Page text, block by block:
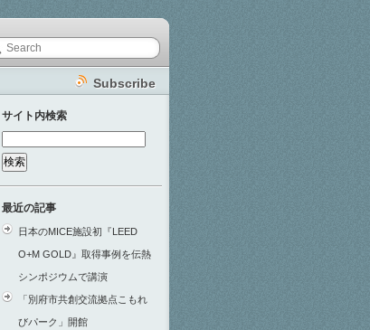
Subscribe
サイト内検索
索:
最近の記事
日本のMICE施設初『LEED
O+M GOLD』取得事例を伝熱
シンポジウムで講演
「別府市共創交流拠点こもれ
びパーク」開館